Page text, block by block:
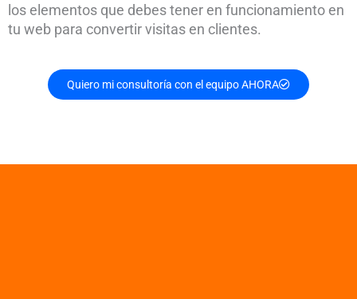
los elementos que debes tener en funcionamiento en
tu web para convertir visitas en clientes.
Quiero mi consultoría con el equipo AHORA